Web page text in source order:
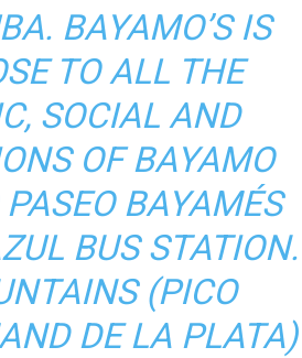
BAYAMO’S IS
TO ALL THE
SOCIAL AND
OF BAYAMO
BAYAMÉS
BUS STATION.
(PICO
DE LA PLATA)